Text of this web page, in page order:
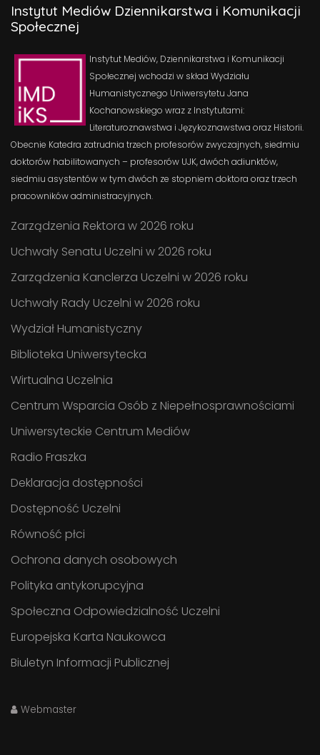
Instytut Mediów Dziennikarstwa i Komunikacji
Społecznej
Instytut Mediów, Dziennikarstwa i Komunikacji
Społecznej wchodzi w skład Wydziału
Humanistycznego Uniwersytetu Jana
Kochanowskiego wraz z Instytutami:
Literaturoznawstwa i Językoznawstwa oraz Historii.
Obecnie Katedra zatrudnia trzech profesorów zwyczajnych, siedmiu
doktorów habilitowanych – profesorów UJK, dwóch adiunktów,
siedmiu asystentów w tym dwóch ze stopniem doktora oraz trzech
pracowników administracyjnych.
Zarządzenia Rektora w 2026 roku
Uchwały Senatu Uczelni w 2026 roku
Zarządzenia Kanclerza Uczelni w 2026 roku
Uchwały Rady Uczelni w 2026 roku
Wydział Humanistyczny
Biblioteka Uniwersytecka
Wirtualna Uczelnia
Centrum Wsparcia Osób z Niepełnosprawnościami
Uniwersyteckie Centrum Mediów
Radio Fraszka
Deklaracja dostępności
Dostępność Uczelni
Równość płci
Ochrona danych osobowych
Polityka antykorupcyjna
Społeczna Odpowiedzialność Uczelni
Europejska Karta Naukowca
Biuletyn Informacji Publicznej
Webmaster